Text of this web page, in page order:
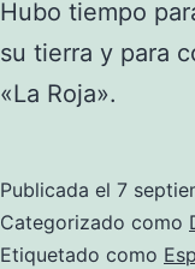
Hubo tiempo
su tierra y para
«La Roja».
Publicada el 7
Categorizado como
Etiquetado como